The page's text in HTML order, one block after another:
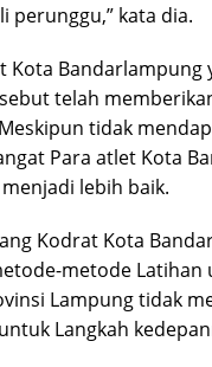
perunggu,” kata dia.
Kota
telah
tidak
Para atlet Kota
lebih baik.
Kodrat Kota
metode
Lampung tidak
Langkah